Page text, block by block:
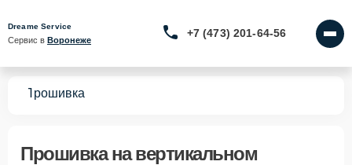
Dreame Service
Сервис в Воронеже
+7 (473) 201-64-56
Прошивка
Прошивкана вертикальном